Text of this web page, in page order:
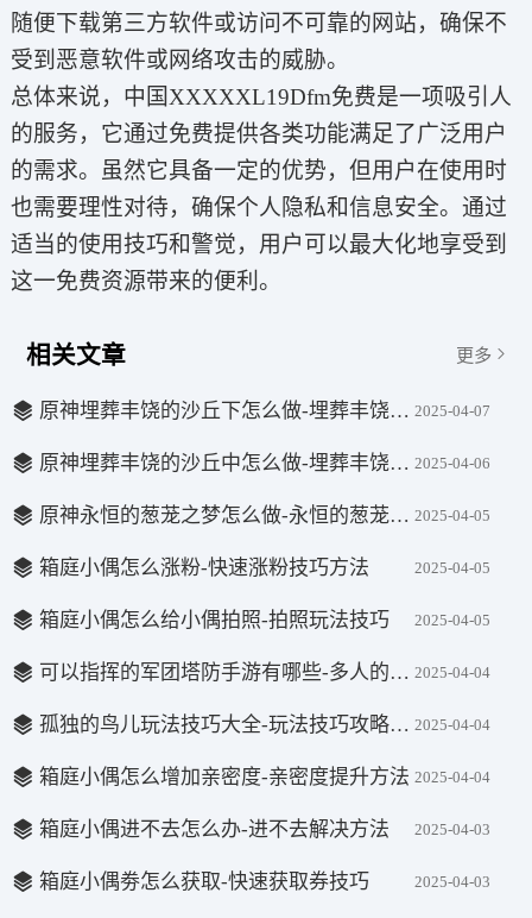
随便下载第三方软件或访问不可靠的网站，确保不
受到恶意软件或网络攻击的威胁。
总体来说，中国XXXXXL19Dfm免费是一项吸引人
的服务，它通过免费提供各类功能满足了广泛用户
的需求。虽然它具备一定的优势，但用户在使用时
也需要理性对待，确保个人隐私和信息安全。通过
适当的使用技巧和警觉，用户可以最大化地享受到
这一免费资源带来的便利。
相关文章 更多
原神埋葬丰饶的沙丘下怎么做-埋葬丰饶的沙丘下完成方法 2025-04-07
原神埋葬丰饶的沙丘中怎么做-埋葬丰饶的沙丘中完成方法 2025-04-06
原神永恒的葱茏之梦怎么做-永恒的葱茏之梦完成方法 2025-04-05
箱庭小偶怎么涨粉-快速涨粉技巧方法 2025-04-05
箱庭小偶怎么给小偶拍照-拍照玩法技巧 2025-04-05
可以指挥的军团塔防手游有哪些-多人的军团塔防手游推荐盘点 2025-04-04
孤独的鸟儿玩法技巧大全-玩法技巧攻略汇总 2025-04-04
箱庭小偶怎么增加亲密度-亲密度提升方法 2025-04-04
箱庭小偶进不去怎么办-进不去解决方法 2025-04-03
箱庭小偶劵怎么获取-快速获取券技巧 2025-04-03